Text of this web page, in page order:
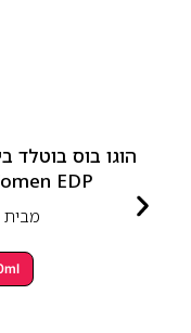
Bottled Beyond for Women EDP
מבית
100ml